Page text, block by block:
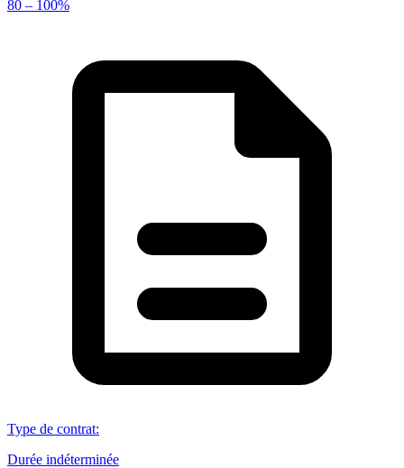
80 – 100%
Type de contrat:
Durée indéterminée